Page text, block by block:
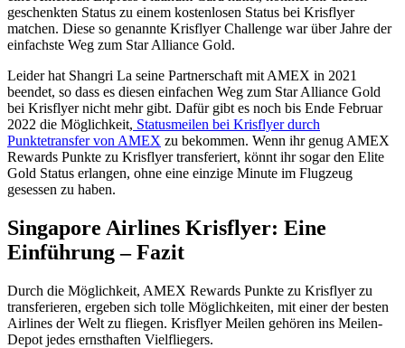
geschenkten Status zu einem kostenlosen Status bei Krisflyer
matchen. Diese so genannte Krisflyer Challenge war über Jahre der
einfachste Weg zum Star Alliance Gold.
Leider hat Shangri La seine Partnerschaft mit AMEX in 2021
beendet, so dass es diesen einfachen Weg zum Star Alliance Gold
bei Krisflyer nicht mehr gibt. Dafür gibt es noch bis Ende Februar
2022 die Möglichkeit, Statusmeilen bei Krisflyer durch
Punktetransfer von AMEX zu bekommen. Wenn ihr genug AMEX
Rewards Punkte zu Krisflyer transferiert, könnt ihr sogar den Elite
Gold Status erlangen, ohne eine einzige Minute im Flugzeug
gesessen zu haben.
Singapore Airlines Krisflyer: Eine
Einführung – Fazit
Durch die Möglichkeit, AMEX Rewards Punkte zu Krisflyer zu
transferieren, ergeben sich tolle Möglichkeiten, mit einer der besten
Airlines der Welt zu fliegen. Krisflyer Meilen gehören ins Meilen-
Depot jedes ernsthaften Vielfliegers.